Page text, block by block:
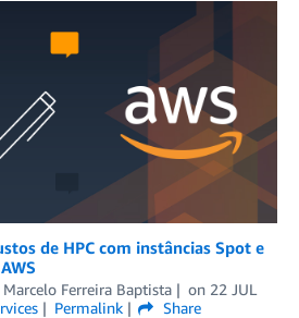
de HPC com instâncias Spot e
Marcelo Ferreira Baptista on 22 JUL
Permalink
Share